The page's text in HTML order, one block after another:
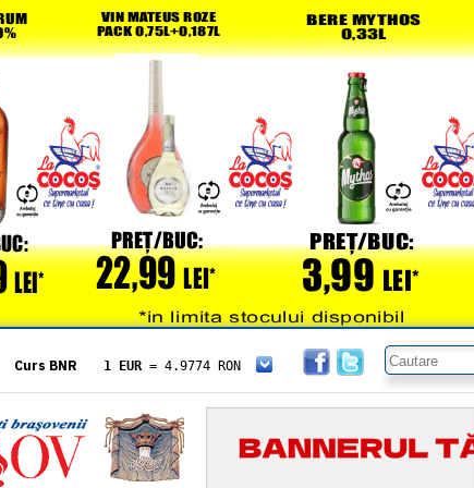
Curs BNR 1 EUR = 4.9774 RON
= 5.8304 RON
1 XAU= 464.4611 RON
1 AED= 1.1933 RON
1 AUD= 2.7957 RON
1 BGN= 2.5449 RON